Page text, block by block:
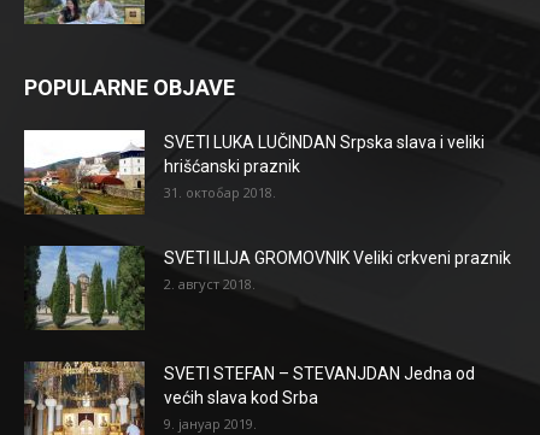
POPULARNE OBJAVE
SVETI LUKA LUČINDAN Srpska slava i veliki
hrišćanski praznik
31. октобар 2018.
SVETI ILIJA GROMOVNIK Veliki crkveni praznik
2. август 2018.
SVETI STEFAN – STEVANJDAN Jedna od
većih slava kod Srba
9. јануар 2019.